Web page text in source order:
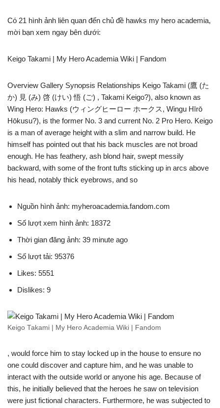
Có 21 hình ảnh liên quan đến chủ đề hawks my hero academia,
mời bạn xem ngay bên dưới:
Keigo Takami | My Hero Academia Wiki | Fandom
Overview Gallery Synopsis Relationships Keigo Takami (鷹 (た
か) 見 (み) 啓 (けい) 悟 (ご) , Takami Keigo?), also known as
Wing Hero: Hawks (ウィングヒーロー ホークス, Wingu Hīrō
Hōkusu?), is the former No. 3 and current No. 2 Pro Hero. Keigo
is a man of average height with a slim and narrow build. He
himself has pointed out that his back muscles are not broad
enough. He has feathery, ash blond hair, swept messily
backward, with some of the front tufts sticking up in arcs above
his head, notably thick eyebrows, and so
Nguồn hình ảnh: myheroacademia.fandom.com
Số lượt xem hình ảnh: 18372
Thời gian đăng ảnh: 39 minute ago
Số lượt tải: 95376
Likes: 5551
Dislikes: 9
Keigo Takami | My Hero Academia Wiki | Fandom
, would force him to stay locked up in the house to ensure no
one could discover and capture him, and he was unable to
interact with the outside world or anyone his age. Because of
this, he initially believed that the heroes he saw on television
were just fictional characters. Furthermore, he was subjected to